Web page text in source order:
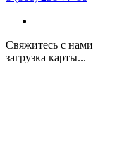
Свяжитесь с нами
загрузка карты...